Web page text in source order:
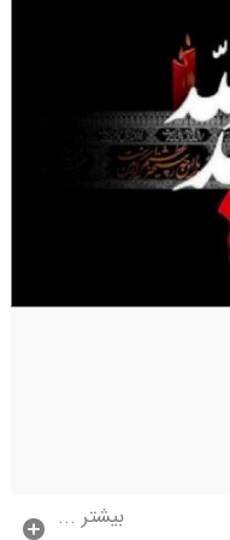
بیشتر ...